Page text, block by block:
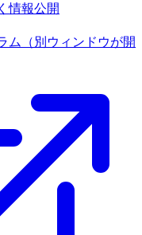
情報公開
ム
（別ウィンドウが開